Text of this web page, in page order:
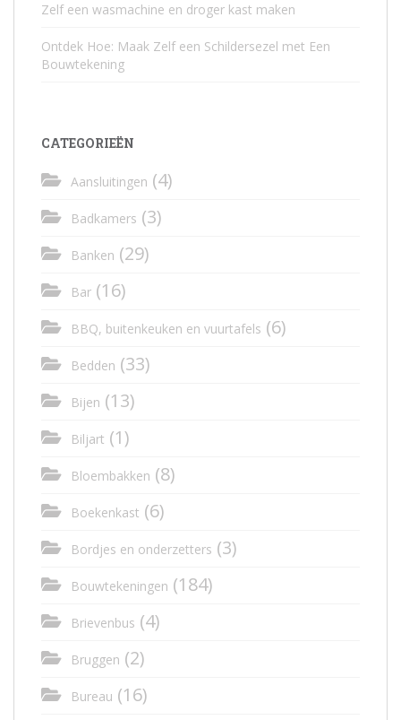
Zelf een wasmachine en droger kast maken
Ontdek Hoe: Maak Zelf een Schildersezel met Een
Bouwtekening
CATEGORIEËN
Aansluitingen (4)
Badkamers (3)
Banken (29)
Bar (16)
BBQ, buitenkeuken en vuurtafels (6)
Bedden (33)
Bijen (13)
Biljart (1)
Bloembakken (8)
Boekenkast (6)
Bordjes en onderzetters (3)
Bouwtekeningen (184)
Brievenbus (4)
Bruggen (2)
Bureau (16)